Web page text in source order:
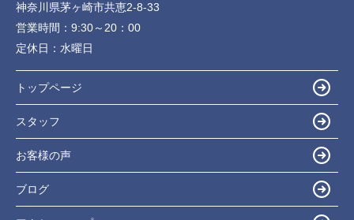
神奈川県茅ヶ崎市共恵2-8-33
営業時間： 9:30～20：00
定休日： 水曜日
トップページ
スタッフ
お客様の声
ブログ